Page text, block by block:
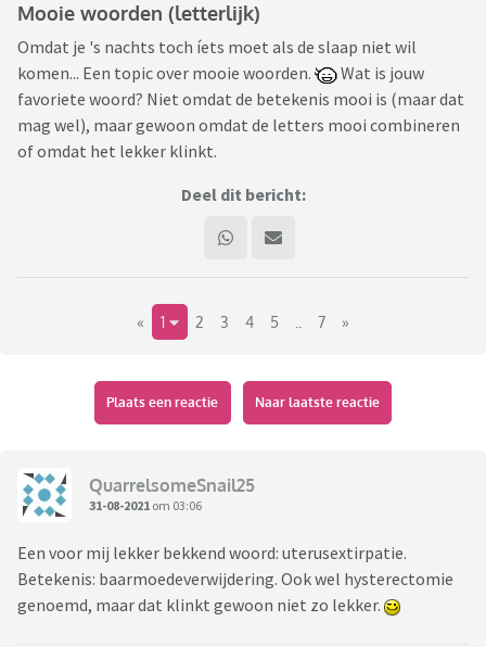
Mooie woorden (letterlijk)
Omdat je 's nachts toch íets moet als de slaap niet wil
komen... Een topic over mooie woorden.
Wat is jouw
favoriete woord? Niet omdat de betekenis mooi is (maar dat
mag wel), maar gewoon omdat de letters mooi combineren
of omdat het lekker klinkt.
Deel dit bericht:
« 1 2 3 4 5 7 »
Plaats een reactie Naar laatste reactie
QuarrelsomeSnail25
31-08-2021 om 03:06
Een voor mij lekker bekkend woord: uterusextirpatie.
Betekenis: baarmoedeverwijdering. Ook wel hysterectomie
genoemd, maar dat klinkt gewoon niet zo lekker.